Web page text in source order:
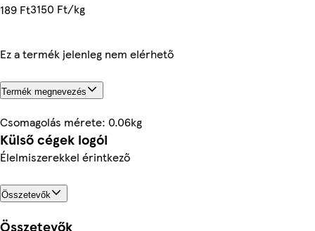
189 Ft3150 Ft/kg
Ez a termék jelenleg nem elérhető
Termék megnevezés
Csomagolás mérete: 0.06kg
Külső cégek logói
Élelmiszerekkel érintkező
Összetevők
Összetevők